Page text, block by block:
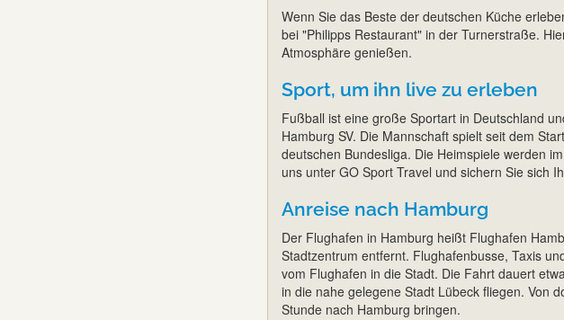
Wenn Sie das Beste der deutschen Küche
bei "Philipps Restaurant" in der Turnerstraße.
Atmosphäre genießen.
Sport, um ihn live zu erleben
Fußball ist eine große Sportart in Deutschland
Hamburg SV. Die Mannschaft spielt seit dem
deutschen Bundesliga. Die Heimspiele werden
uns unter GO Sport Travel und sichern Sie sich
Anreise nach Hamburg
Der Flughafen in Hamburg heißt Flughafen
Stadtzentrum entfernt. Flughafenbusse, Taxis
vom Flughafen in die Stadt. Die Fahrt dauert
in die nahe gelegene Stadt Lübeck fliegen. Von
Stunde nach Hamburg bringen.